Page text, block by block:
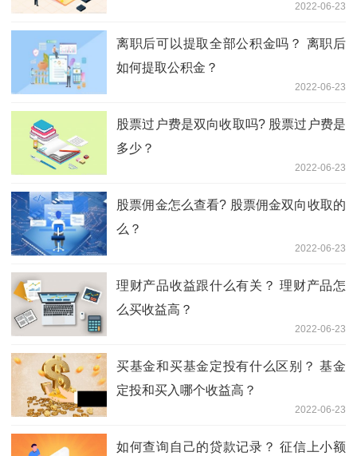
2022-06-23
离职后可以提取全部公积金吗？ 离职后
如何提取公积金？
2022-06-23
股票过户费是双向收取吗? 股票过户费是
多少？
2022-06-23
股票佣金怎么查看? 股票佣金双向收取的
么？
2022-06-23
理财产品收益跟什么有关？ 理财产品怎
么买收益高？
2022-06-23
买基金和买基金定投有什么区别？ 基金
定投和买入哪个收益高？
2022-06-23
如何查询自己的贷款记录？ 征信上小额